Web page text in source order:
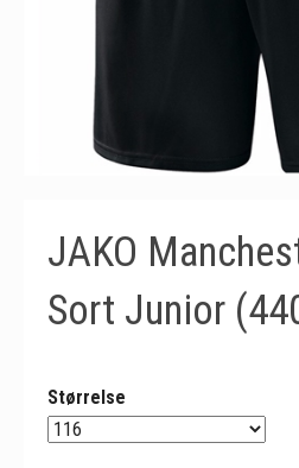
JAKO
Sort Junior
Størrelse